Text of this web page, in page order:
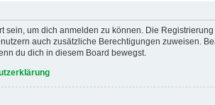
sein, um dich anmelden zu können. Die
auch zusätzliche Berechtigungen zuweisen.
du dich in diesem Board bewegst.